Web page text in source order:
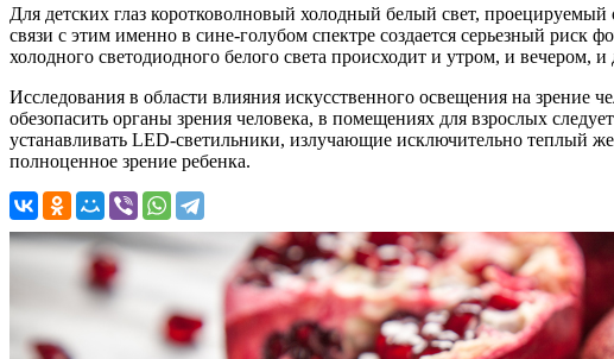
Для детских глаз коротковолновый холодный белый свет,
связи с этим именно в сине-голубом спектре создается серьезный риск
холодного светодиодного белого света происходит и утром, и вечером,
Исследования в области влияния искусственного освещения на
обезопасить органы зрения человека, в помещениях для взрослых
устанавливать LED-светильники, излучающие исключительно теплый
полноценное зрение ребенка.